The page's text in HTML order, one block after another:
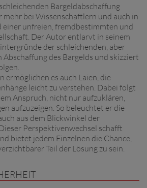
Bargeldabschaffung
bei Wissenschaftlern und auch in
einer unfreien, fremdbestimmten und
Der Autor entlarvt in seinem
der schleichenden, aber
Abschaffung des Bargelds und skizziert
ermöglichen es auch Laien, die
leicht zu verstehen. Dabei folgt
Anspruch, nicht nur aufzuklären,
aufzuzeigen. So beleuchtet er die
aus dem Blickwinkel der
Perspektivenwechsel schafft
bietet jedem Einzelnen die Chance,
Teil der Lösung zu sein.